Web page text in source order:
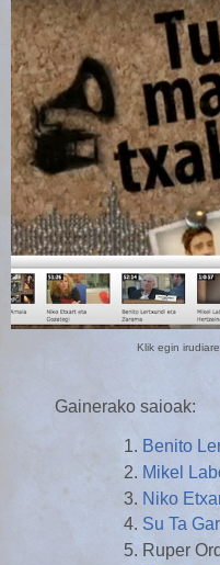
Klik egin
Gainerako saioak:
Benito
Mikel
Niko
Su Ta
Ruper